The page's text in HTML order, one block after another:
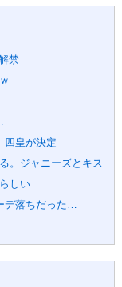
禁
四皇が決定
。ジャニーズとキス
しい
デ落ちだった…